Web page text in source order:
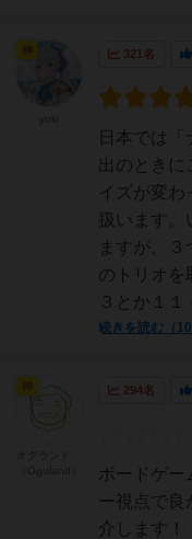
321名
日本では
出のときに
イズが変わ
扱います。
ますが、
のトリオを
３とか１
続きを読む（10
神
294名
ボードゲー
ー視点で良
介します！